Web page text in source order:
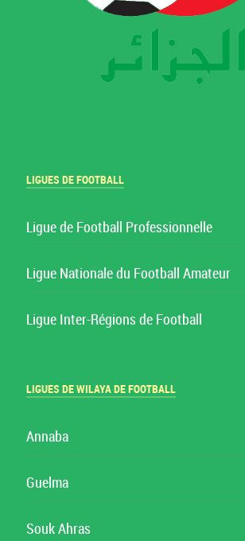
LIGUES DE FOOTBALL
Ligue de Football Professionnelle
Ligue Nationale du Football Amateur
Ligue Inter-Régions de Football
LIGUES DE WILAYA DE FOOTBALL
Annaba
Guelma
Souk Ahras